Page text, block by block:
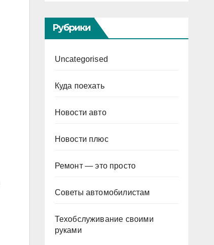
Рубрики
Uncategorised
Куда поехать
Новости авто
Новости плюс
Ремонт — это просто
Советы автомобилистам
Техобслуживание своими
руками